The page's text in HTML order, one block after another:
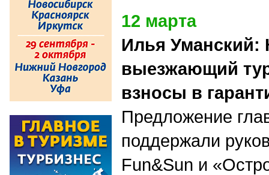
12 марта
Илья Уманский:
выезжающий
взносы в
Предложение
поддержали
Fun&Sun и